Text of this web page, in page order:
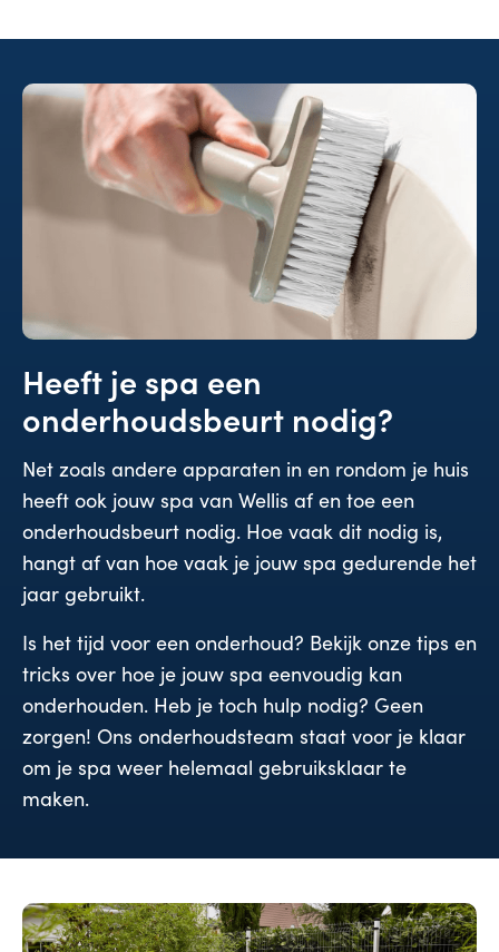
Heeft je spa een
onderhoudsbeurt nodig?
Net zoals andere apparaten in en rondom je huis
heeft ook jouw spa van Wellis af en toe een
onderhoudsbeurt nodig. Hoe vaak dit nodig is,
hangt af van hoe vaak je jouw spa gedurende het
jaar gebruikt.
Is het tijd voor een onderhoud? Bekijk onze tips en
tricks over hoe je jouw spa eenvoudig kan
onderhouden. Heb je toch hulp nodig? Geen
zorgen! Ons onderhoudsteam staat voor je klaar
om je spa weer helemaal gebruiksklaar te
maken.